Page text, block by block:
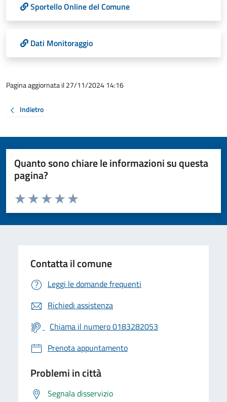
Sportello Online del Comune
Dati Monitoraggio
Pagina aggiornata il 27/11/2024 14:16
Indietro
Quanto sono chiare le informazioni su questa
pagina?
Valuta da 1 a 5 stelle la pagina
Valuta 5 stelle su 5
Valuta 4 stelle su 5
Valuta 3 stelle su 5
Valuta 2 stelle su 5
Valuta 1 stelle su 5
Contatta il comune
Leggi le domande frequenti
Richiedi assistenza
Chiama il numero 0183282053
Prenota appuntamento
Problemi in città
Segnala disservizio